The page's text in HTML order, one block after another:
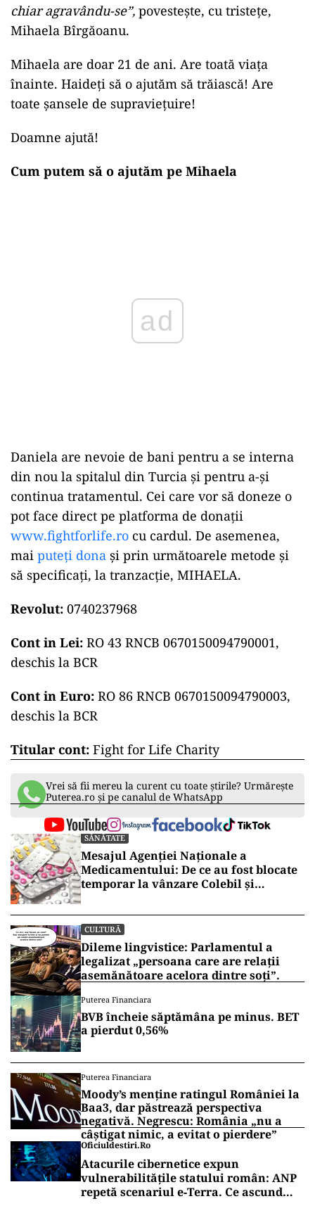
chiar agravându-se”, povestește, cu tristețe,
Mihaela Bîrgăoanu.
Mihaela are doar 21 de ani. Are toată viața
înainte. Haideți să o ajutăm să trăiască! Are
toate șansele de supraviețuire!
Doamne ajută!
Cum putem să o ajutăm pe Mihaela
ad
Daniela are nevoie de bani pentru a se interna
din nou la spitalul din Turcia și pentru a-și
continua tratamentul. Cei care vor să doneze o
pot face direct pe platforma de donații
www.fightforlife.ro cu cardul. De asemenea,
mai puteți dona și prin următoarele metode și
să specificați, la tranzacție, MIHAELA.
Revolut: 0740237968
Cont in Lei: RO 43 RNCB 0670150094790001,
deschis la BCR
Cont in Euro: RO 86 RNCB 0670150094790003,
deschis la BCR
Titular cont: Fight for Life Charity
Vrei să fii mereu la curent cu toate știrile? Urmărește
Puterea.ro și pe canalul de WhatsApp
SĂNĂTATE
Mesajul Agenției Naționale a
Medicamentului: De ce au fost blocate
temporar la vânzare Colebil și
CULTURĂ
Dileme lingvistice: Parlamentul a
legalizat „persoana care are relații
asemănătoare acelora dintre soți”.
Puterea Financiara
BVB încheie săptămâna pe minus. BET
a pierdut 0,56%
Puterea Financiara
Moody’s menține ratingul României la
Baa3, dar păstrează perspectiva
negativă. Negrescu: România „nu a
câștigat nimic, a evitat o pierdere”
Oficiuldestiri.ro
Atacurile cibernetice expun
vulnerabilitățile statului român: ANP
repetă scenariul e‑Terra. Ce ascund